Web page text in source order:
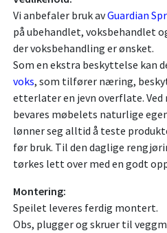
Vi anbefaler bruk avGuardian
på ubehandlet, voksbehandlet
der voksbehandling er ønsket.
Som en ekstra beskyttelse kan
voks, som tilfører næring,
etterlater en jevn overflate.
bevares møbelets naturlige
lønner seg alltid å teste
før bruk. Til den daglige
tørkes lett over med en godt
Montering:
Speilet leveres ferdig montert.
Obs, plugger og skruer til